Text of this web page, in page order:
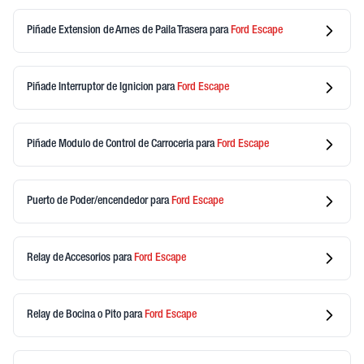
Piñade Extension de Arnes de Paila Traserapara Ford Escape
Piñade Interruptor de Ignicion para Ford Escape
Piñade Modulo de Control de Carroceriapara Ford Escape
Puerto de Poder/encendedorpara Ford Escape
Relay de Accesorios para Ford Escape
Relay de Bocina o Pito para Ford Escape